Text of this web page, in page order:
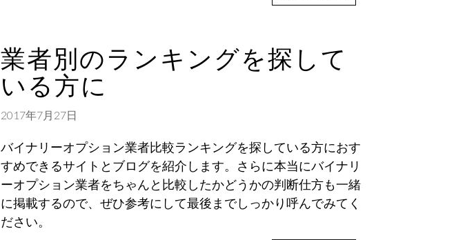
業者別のランキングを探して
いる方に
2017年7月27日
バイナリーオプション業者比較ランキングを探している方におす
すめできるサイトとブログを紹介します。さらに本当にバイナリ
ーオプション業者をちゃんと比較したかどうかの判断仕方も一緒
に掲載するので、ぜひ参考にして最後までしっかり呼んでみてく
ださい。